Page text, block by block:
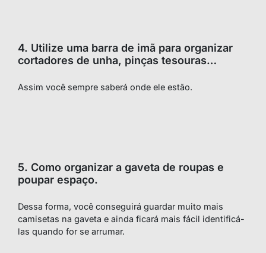
4. Utilize uma barra de imã para organizar
cortadores de unha, pinças tesouras…
Assim você sempre saberá onde ele estão.
5. Como organizar a gaveta de roupas e
poupar espaço.
Dessa forma, você conseguirá guardar muito mais
camisetas na gaveta e ainda ficará mais fácil identificá-
las quando for se arrumar.